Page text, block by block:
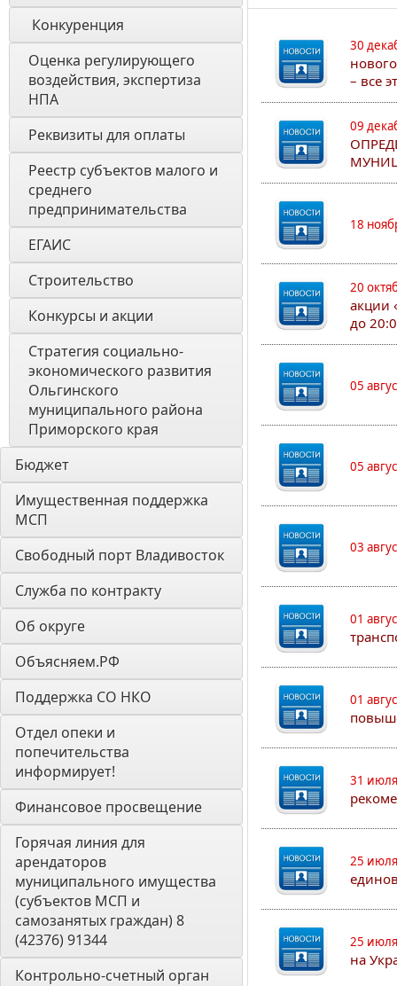
Конкуренция
Оценка регулирующего
воздействия, экспертиза
НПА
Реквизиты для оплаты
Реестр субъектов малого и
среднего
предпринимательства
ЕГАИС
Строительство
Конкурсы и акции
Стратегия социально-
экономического развития
Ольгинского
муниципального района
Приморского края
Бюджет
Имущественная поддержка
МСП
Свободный порт Владивосток
Служба по контракту
Об округе
Объясняем.РФ
Поддержка СО НКО
Отдел опеки и
попечительства
информирует!
Финансовое просвещение
Горячая линия для
арендаторов
муниципального имущества
(субъектов МСП и
самозанятых граждан) 8
(42376) 91344
Контрольно-счетный орган
30
– все
09
18
20
акции
до
05
05
03
01
01
31
25
25
на